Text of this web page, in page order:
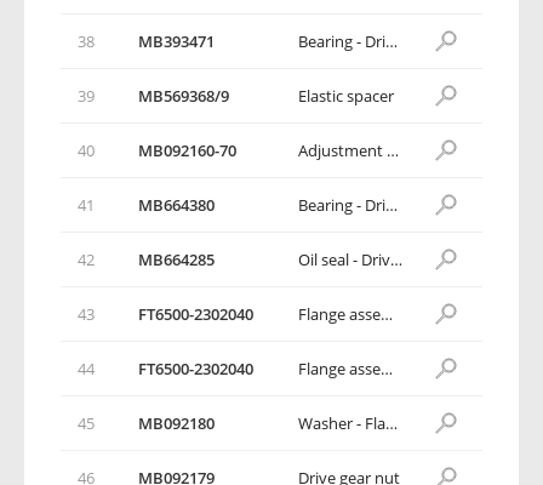
38 MB393471 Bearing - Drive gear, front
39 MB569368/9 Elastic spacer
40 MB092160-70 Adjustment shim - Rear bearing
41 MB664380 Bearing - Drive gear, rear
42 MB664285 Oil seal - Drive gear
43 FT6500-2302040 Flange assembly
44 FT6500-2302040 Flange assembly
45 МВ092180 Washer - Flange
46 МВ092179 Drive gear nut